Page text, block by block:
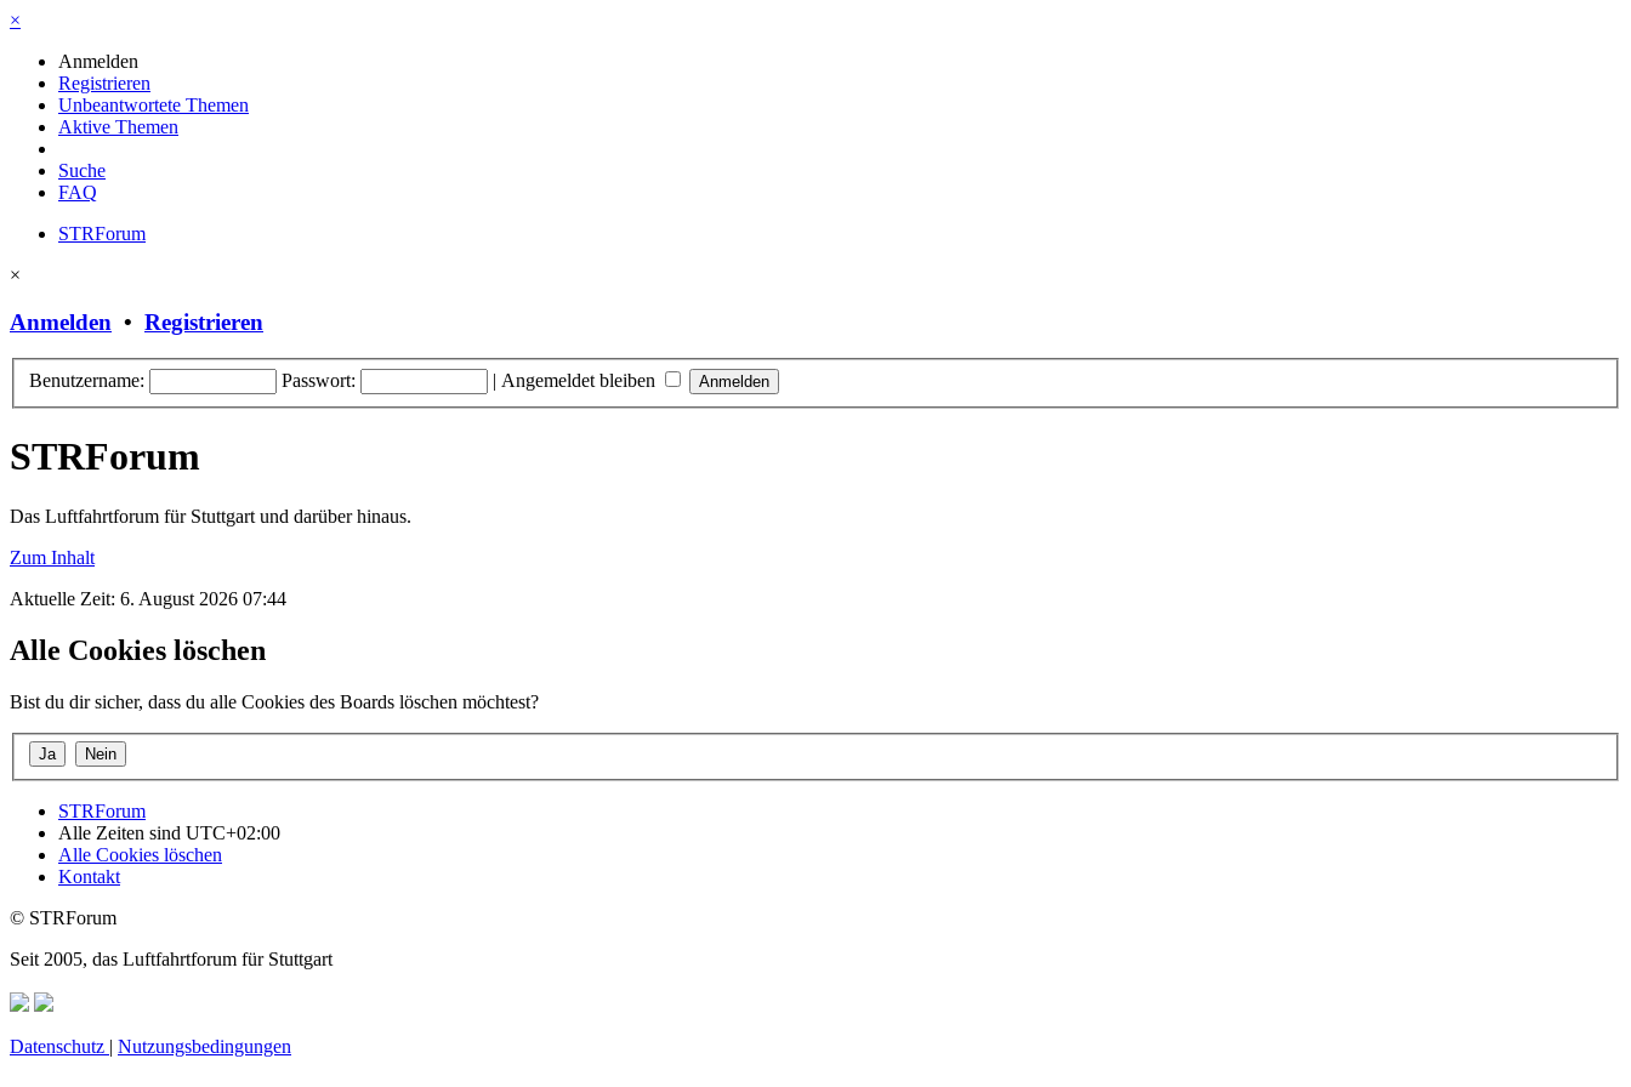
×
Anmelden
Registrieren
Unbeantwortete Themen
Aktive Themen
Suche
FAQ
STRForum
×
Anmelden • Registrieren
Benutzername: Passwort: | Angemeldet bleiben
STRForum
Das Luftfahrtforum für Stuttgart und darüber hinaus.
Zum Inhalt
Aktuelle Zeit: 6. August 2026 07:44
Alle Cookies löschen
Bist du dir sicher, dass du alle Cookies des Boards löschen möchtest?
STRForum
Alle Zeiten sind UTC+02:00
Alle Cookies löschen
Kontakt
© STRForum
Seit 2005, das Luftfahrtforum für Stuttgart
Datenschutz | Nutzungsbedingungen